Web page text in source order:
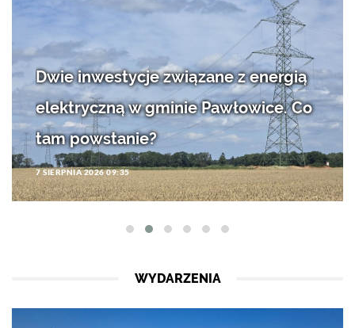
Dwie inwestycje związane z energią
elektryczną w gminie Pawłowice. Co
tam powstanie?
7 SIERPNIA 2026 09:35
WYDARZENIA